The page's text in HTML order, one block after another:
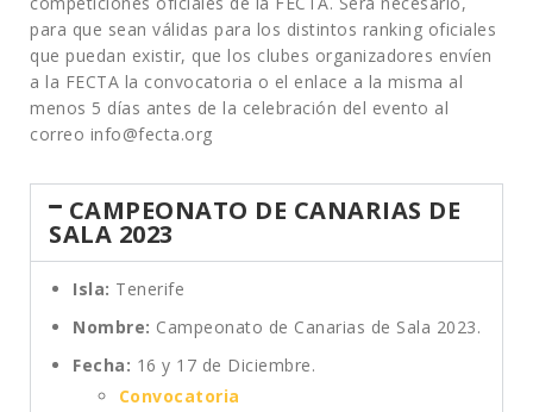
para que sean válidas para los distintos ranking oficiales
que puedan existir, que los clubes organizadores envíen
a la FECTA la convocatoria o el enlace a la misma al
menos 5 días antes de la celebración del evento al
correo info@fecta.org
CAMPEONATO DE CANARIAS DE
SALA 2023
Isla: Tenerife
Nombre: Campeonato de Canarias de Sala 2023.
Fecha: 16 y 17 de Diciembre.
Convocatoria